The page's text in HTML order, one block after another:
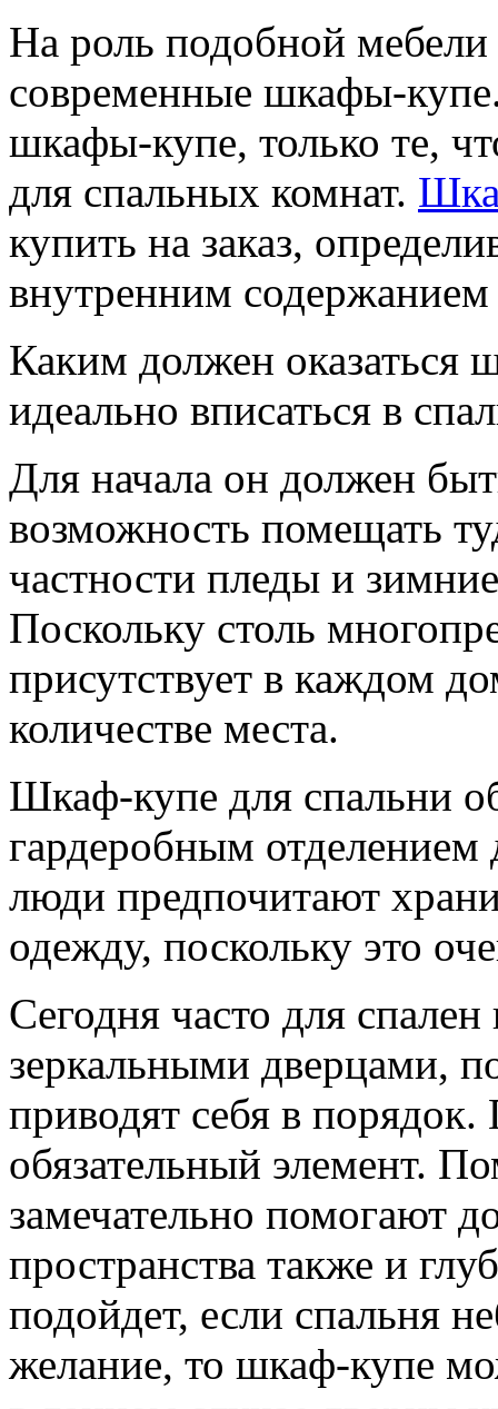
На роль подобной мебели
современные шкафы-
шкафы-купе, только те,
для спальных комнат.
купить на заказ,
внутренним
Каким должен оказаться
идеально вписаться в
Для начала он должен
возможность помещать
частности пледы и
Поскольку столь
присутствует в каждом
количестве места.
Шкаф-купе для спальни
гардеробным
люди предпочитают
одежду, поскольку это
Сегодня часто для
зеркальными дверцами,
приводят себя в
обязательный элемент.
замечательно помогают
пространства также и
подойдет, если спальня
желание, то шкаф-купе